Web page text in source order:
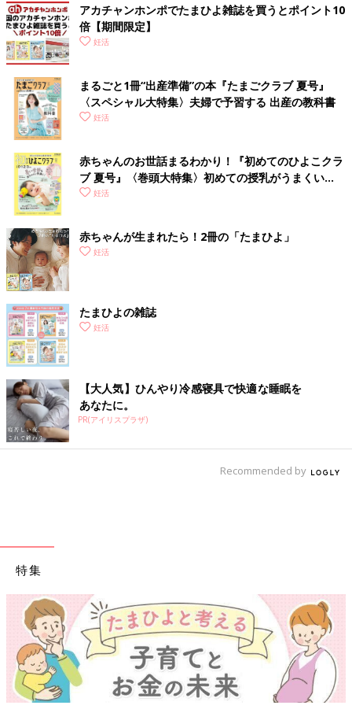
アカチャンホンポでたまひよ雑誌を買うとポイント10
倍【期間限定】
妊活
まるごと1冊“出産準備”の本『たまごクラブ 夏号』
〈スペシャル大特集〉夫婦で予習する 出産の教科書
妊活
赤ちゃんのお世話まるわかり！『初めてのひよこクラ
ブ 夏号』〈巻頭大特集〉初めての授乳がうまくい
く！ おっぱい・ミルクの基本と夏のトラブル 解決テ
妊活
赤ちゃんが生まれたら！2冊の「たまひよ」
妊活
たまひよの雑誌
妊活
【大人気】ひんやり冷感寝具で快適な睡眠を
あなたに。
PR(アイリスプラザ)
Recommended by
特集